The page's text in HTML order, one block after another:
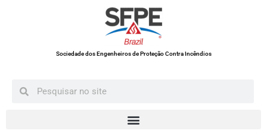
Sociedade dos Engenheiros de Proteção Contra Incêndios